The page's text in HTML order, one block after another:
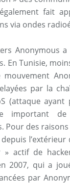
également fait
via ondes
Anonymous
En Tunisie,
par la
(attaque
important
Pour des
l’extérieur
» actif de
2007, qui a
par